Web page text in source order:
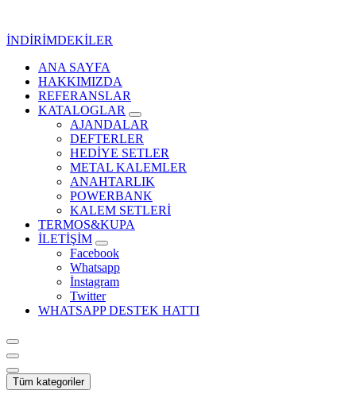
İNDİRİMDEKİLER
Kurumsal Promosyon-Hediyelik
ANA SAYFA
HAKKIMIZDA
REFERANSLAR
KATALOGLAR
AJANDALAR
DEFTERLER
HEDİYE SETLER
METAL KALEMLER
ANAHTARLIK
POWERBANK
KALEM SETLERİ
TERMOS&KUPA
İLETİŞİM
Facebook
Whatsapp
İnstagram
Twitter
WHATSAPP DESTEK HATTI
Tüm kategoriler